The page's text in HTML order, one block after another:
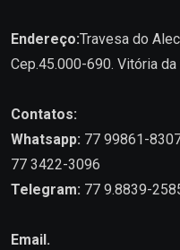
Endereço:Travesa do
Cep.45.000-690. Vitória
Contatos:
Whatsapp: 77 99861-
77 3422-3096
Telegram: 77 9.8839-
Email.